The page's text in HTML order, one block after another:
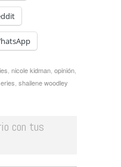
nicole kidman opinión
shailene woodley
con tus